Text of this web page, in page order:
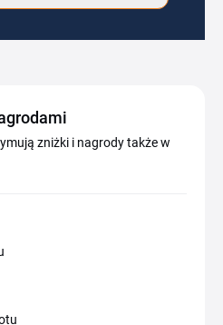
zniżki i nagrody także w